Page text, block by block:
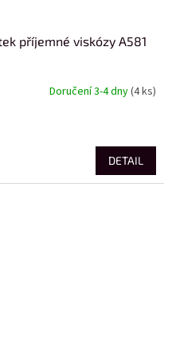
příjemné viskózy A581
Doručení 3-4 dny(4 ks)
DETAIL